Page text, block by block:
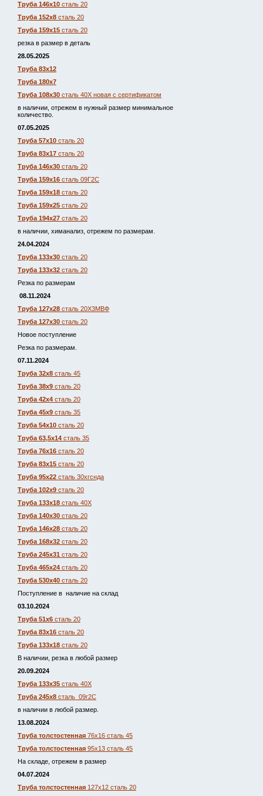
Труба 146х10 сталь 20
Труба 152х8 сталь 20
Труба 159х15 сталь 20
резка в размер в деталь
28.05.2025
Труба 83х12
Труба 180х7
Труба 108х30 сталь 40Х новая с сертификатом
в наличии, отрежем в нужный размер минимальное
количество.
07.05.2025
Труба 57х10 сталь 20
Труба 83х17 сталь 20
Труба 146х30 сталь 20
Труба 159х16 сталь 09Г2С
Труба 159х18 сталь 20
Труба 159х25 сталь 20
Труба 194х27 сталь 20
в наличии, химанализ, отрежем по размерам.
24.04.2024
Труба 133х30 сталь 20
Труба 133х32 сталь 20
Резка по размерам
08.11.2024
Труба 127х28 сталь 20Х3МВФ
Труба 127х30 сталь 20
Новое поступление
Резка по размерам.
07.11.2024
Труба 32х8 сталь 45
Труба 38х9 сталь 20
Труба 42х4 сталь 20
Труба 45х9 сталь 35
Труба 54х10 сталь 20
Труба 63,5х14 сталь 35
Труба 76х16 сталь 20
Труба 83х15 сталь 20
Труба 95х22 сталь 30хгснда
Труба 102х9 сталь 20
Труба 133х18 сталь 40Х
Труба 140х30 сталь 20
Труба 146х28 сталь 20
Труба 168х32 сталь 20
Труба 245х31 сталь 20
Труба 465х24 сталь 20
Труба 530х40 сталь 20
Поступление в наличие на склад
03.10.2024
Труба 51х6 сталь 20
Труба 83х16 сталь 20
Труба 133х18 сталь 20
В наличии, резка в любой размер
20.09.2024
Труба 133х35 сталь 40Х
Труба 245х8 сталь 09г2С
в наличии в любой размер.
13.08.2024
Труба толстостенная 76х16 сталь 45
Труба толстостенная 95х13 сталь 45
На складе, отрежем в размер
04.07.2024
Труба толстостенная 127х12 сталь 20